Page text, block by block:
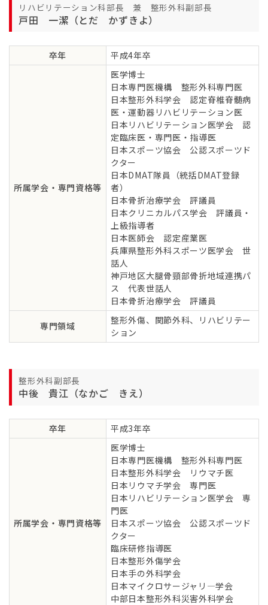
リハビリテーション科部長 兼 整形外科副部長
戸田 一潔（とだ かずきよ）
卒年 平成4年卒
所属学会・専門資格等
医学博士
日本専門医機構 整形外科専門医
日本整形外科学会 認定脊椎脊髄病
医・運動器リハビリテーション医
日本リハビリテーション医学会 認
定臨床医・専門医・指導医
日本スポーツ協会 公認スポーツド
クター
日本DMAT隊員（統括DMAT登録
者）
日本骨折治療学会 評議員
日本クリニカルパス学会 評議員・
上級指導者
日本医師会 認定産業医
兵庫県整形外科スポーツ医学会 世
話人
神戸地区大腿骨頸部骨折地域連携パ
ス 代表世話人
日本骨折治療学会 評議員
専門領域
整形外傷、関節外科、リハビリテー
ション
整形外科副部長
中後 貴江（なかご きえ）
卒年 平成3年卒
所属学会・専門資格等
医学博士
日本専門医機構 整形外科専門医
日本整形外科学会 リウマチ医
日本リウマチ学会 専門医
日本リハビリテーション医学会 専
門医
日本スポーツ協会 公認スポーツド
クター
臨床研修指導医
日本整形外傷学会
日本手の外科学会
日本マイクロサージャリ―学会
中部日本整形外科災害外科学会